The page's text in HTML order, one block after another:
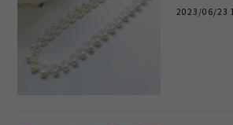
2023/06/23